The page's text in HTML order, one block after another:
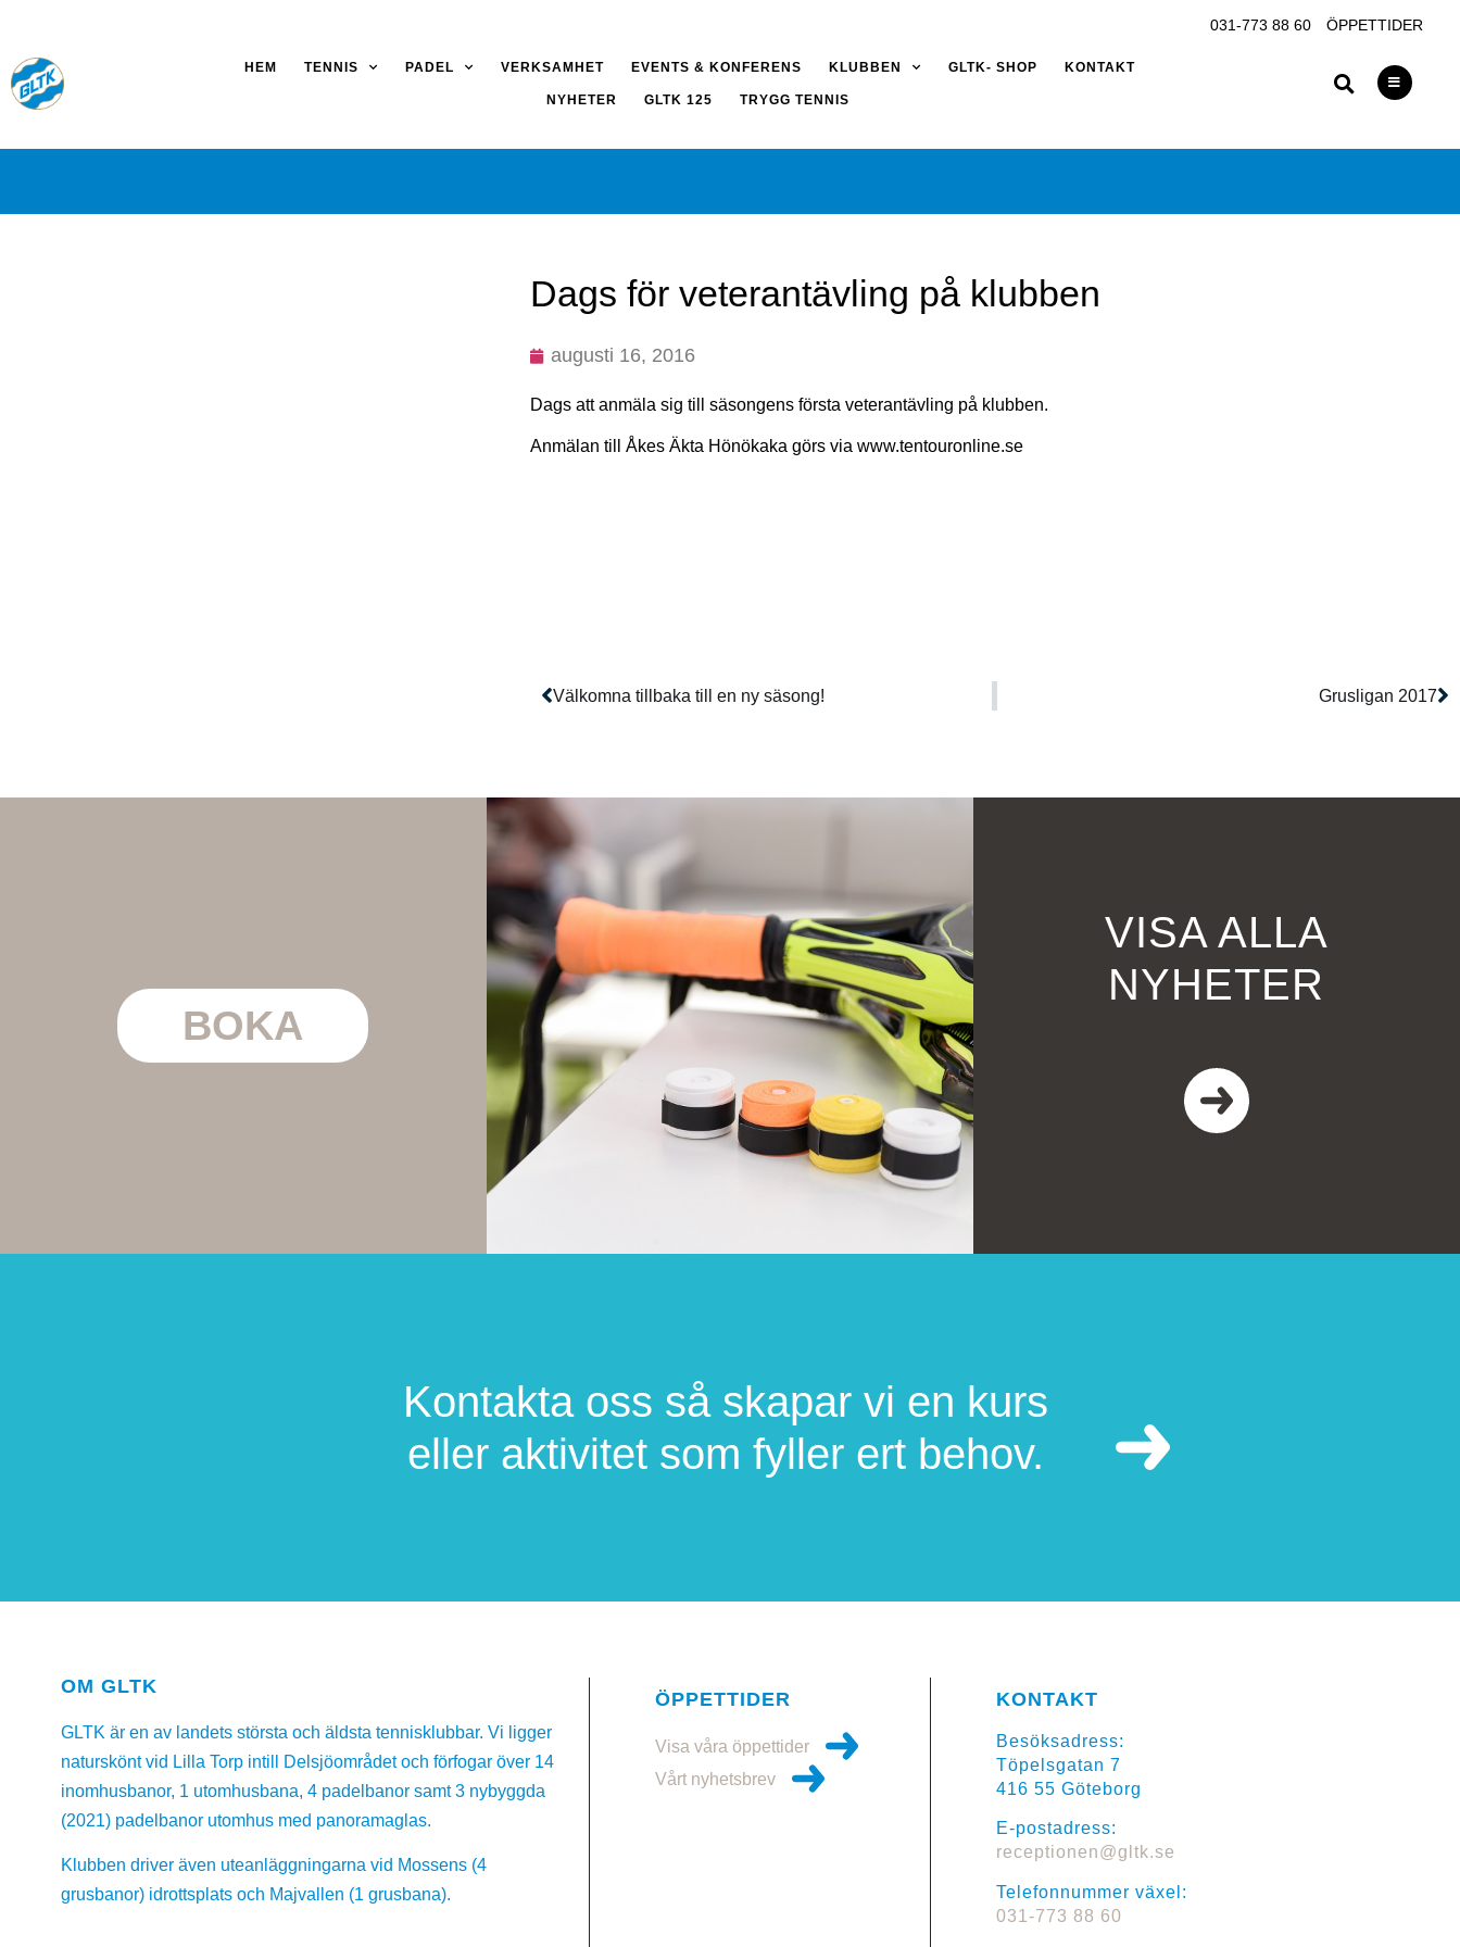
031-773 88 60 ÖPPETTIDER
HEM TENNIS PADEL VERKSAMHET EVENTS & KONFERENS KLUBBEN GLTK- SHOP KONTAKT
NYHETER GLTK 125 TRYGG TENNIS
Dags för veterantävling på klubben
augusti 16, 2016
Dags att anmäla sig till säsongens första veterantävling på klubben.
Anmälan till Åkes Äkta Hönökaka görs via www.tentouronline.se
Välkomna tillbaka till en ny säsong! Grusligan 2017
BOKA
VISA ALLA
NYHETER
Kontakta oss så skapar vi en kurs
eller aktivitet som fyller ert behov.
OM GLTK
GLTK är en av landets största och äldsta tennisklubbar. Vi ligger
naturskönt vid Lilla Torp intill Delsjöområdet och förfogar över 14
inomhusbanor, 1 utomhusbana, 4 padelbanor samt 3 nybyggda
(2021) padelbanor utomhus med panoramaglas.
Klubben driver även uteanläggningarna vid Mossens (4
grusbanor) idrottsplats och Majvallen (1 grusbana).
ÖPPETTIDER
Visa våra öppettider
Vårt nyhetsbrev
KONTAKT
Besöksadress:
Töpelsgatan 7
416 55 Göteborg
E-postadress:
receptionen@gltk.se
Telefonnummer växel:
031-773 88 60